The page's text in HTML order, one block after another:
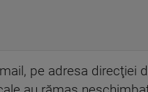
pe adresa direcţiei